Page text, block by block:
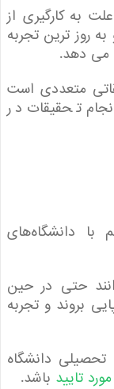
کارگیری از
ترین تجربه
متعددی است
تحقیقات در
در حین
و تجربه
دانشگاه
باشد.